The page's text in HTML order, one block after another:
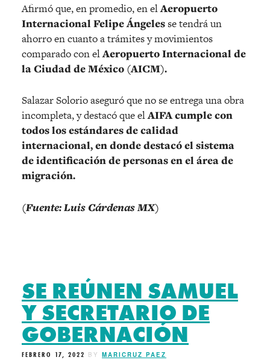
Afirmó que, en promedio, en elAeropuerto
Internacional Felipe Ángelesse tendrá un
ahorro en cuanto a trámites y movimientos
comparado con elAeropuerto Internacional de
la Ciudad de México (AICM).
Salazar Solorio aseguró que no se entrega una obra
incompleta, y destacó que elAIFA cumple con
todos los estándares de calidad
internacional, en donde destacó el sistema
de identificación de personas en el área de
migración.
(Fuente: Luis Cárdenas MX)
SE REÚNEN SAMUEL
Y SECRETARIO DE
GOBERNACIÓN
FEBRERO 17, 2022 BY MARICRUZ PAEZ